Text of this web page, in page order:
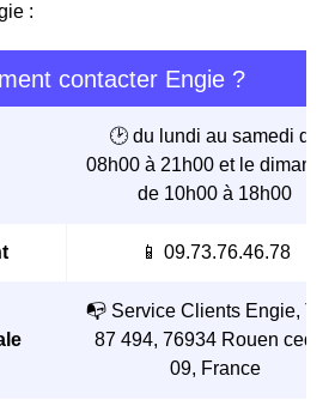
:
contacter Engie ?
🕑 du lundi au samedi de
08h00 à 21h00 et le
de 10h00 à 18h00
📱 09.73.76.46.78
📭 Service Clients Engie,
87 494, 76934 Rouen cedex
09, France